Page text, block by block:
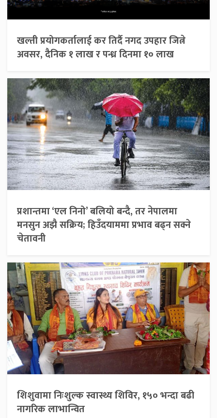
खल्ती प्रयोगकर्तालाई कर तिर्दै नगद उपहार जित्ने
अवसर, दैनिक १ लाख र पन्ध्र दिनमा १० लाख
प्रशान्तमा ‘एल निनो’ बलियो बन्दै, तर नेपालमा
मनसुन अझै सक्रिय; हिउँदयाममा प्रभाव बढ्न सक्ने
चेतावनी
शिशुवामा निःशुल्क स्वास्थ्य शिविर, १५० भन्दा बढी
नागरिक लाभान्वित